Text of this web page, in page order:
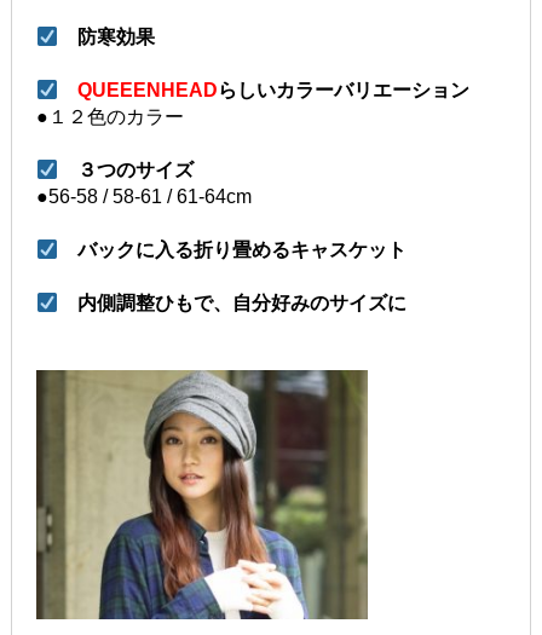
防寒効果
QUEEENHEADらしいカラーバリエーション
●１２色のカラー
３つのサイズ
●56-58 / 58-61 / 61-64cm
バックに入る折り畳めるキャスケット
内側調整ひもで、自分好みのサイズに